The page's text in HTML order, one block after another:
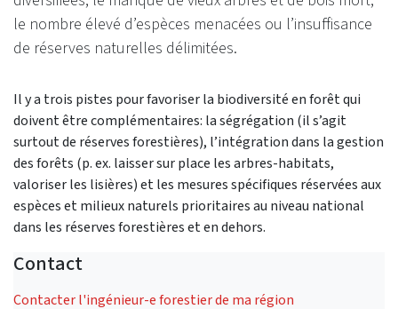
le nombre élevé d’espèces menacées ou l’insuffisance
de réserves naturelles délimitées.
Il y a trois pistes pour favoriser la biodiversité en forêt qui
doivent être complémentaires: la ségrégation (il s’agit
surtout de réserves forestières), l’intégration dans la gestion
des forêts (p. ex. laisser sur place les arbres-habitats,
valoriser les lisières) et les mesures spécifiques réservées aux
espèces et milieux naturels prioritaires au niveau national
dans les réserves forestières et en dehors.
Contact
Contacter l'ingénieur-e forestier de ma région